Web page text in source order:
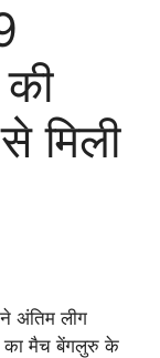
मिली
अंतिम लीग
का मैच बेंगलुरु के